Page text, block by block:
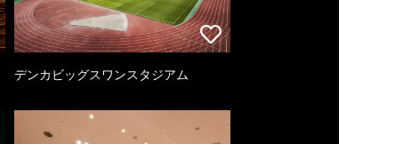
デンカビッグスワンスタジアム